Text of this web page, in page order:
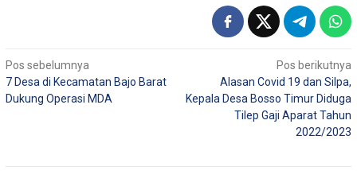
Navigasi
pos
Pos sebelumnya
7 Desa di Kecamatan Bajo Barat
Dukung Operasi MDA
Pos berikutnya
Alasan Covid 19 dan Silpa,
Kepala Desa Bosso Timur Diduga
Tilep Gaji Aparat Tahun
2022/2023